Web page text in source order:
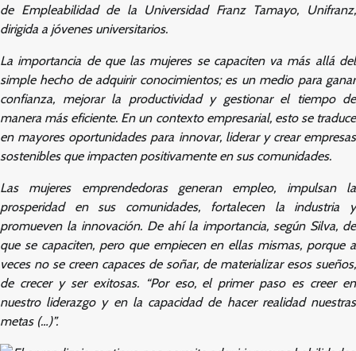
de Empleabilidad de la Universidad Franz Tamayo, Unifranz,
dirigida a jóvenes universitarios.
La importancia de que las mujeres se capaciten va más allá del
simple hecho de adquirir conocimientos; es un medio para ganar
confianza, mejorar la productividad y gestionar el tiempo de
manera más eficiente. En un contexto empresarial, esto se traduce
en mayores oportunidades para innovar, liderar y crear empresas
sostenibles que impacten positivamente en sus comunidades.
Las mujeres emprendedoras generan empleo, impulsan la
prosperidad en sus comunidades, fortalecen la industria y
promueven la innovación. De ahí la importancia, según Silva, de
que se capaciten, pero que empiecen en ellas mismas, porque a
veces no se creen capaces de soñar, de materializar esos sueños,
de crecer y ser exitosas. “Por eso, el primer paso es creer en
nuestro liderazgo y en la capacidad de hacer realidad nuestras
metas (…)”.